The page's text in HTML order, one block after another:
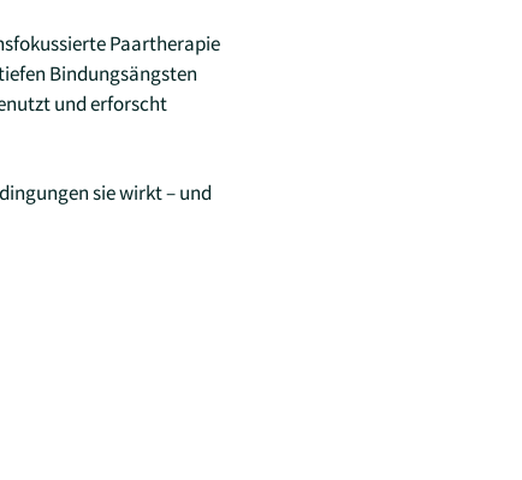
Paartherapie
Bindungsängsten
und erforscht
sie wirkt – und